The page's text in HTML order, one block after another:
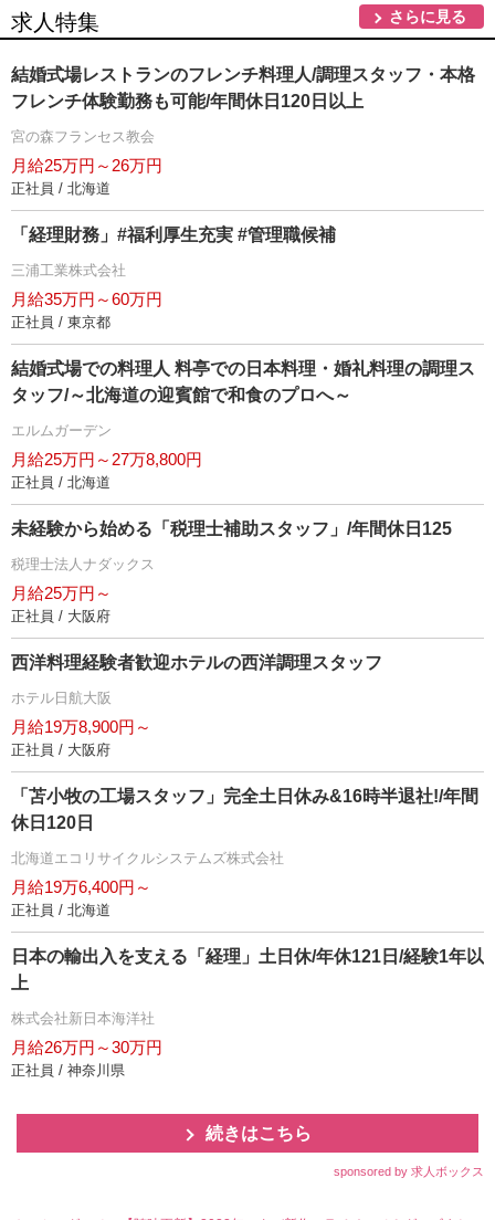
求人特集 さらに見る
結婚式場レストランのフレンチ料理人/調理スタッフ・本格
フレンチ体験勤務も可能/年間休日120日以上
宮の森フランセス教会
月給25万円～26万円
正社員 / 北海道
「経理財務」#福利厚生充実 #管理職候補
三浦工業株式会社
月給35万円～60万円
正社員 / 東京都
結婚式場での料理人 料亭での日本料理・婚礼料理の調理ス
タッフ/～北海道の迎賓館で和食のプロへ～
エルムガーデン
月給25万円～27万8,800円
正社員 / 北海道
未経験から始める「税理士補助スタッフ」/年間休日125
税理士法人ナダックス
月給25万円～
正社員 / 大阪府
西洋料理経験者歓迎ホテルの西洋調理スタッフ
ホテル日航大阪
月給19万8,900円～
正社員 / 大阪府
「苫小牧の工場スタッフ」完全土日休み&16時半退社!/年間
休日120日
北海道エコリサイクルシステムズ株式会社
月給19万6,400円～
正社員 / 北海道
日本の輸出入を支える「経理」土日休/年休121日/経験1年以
上
株式会社新日本海洋社
月給26万円～30万円
正社員 / 神奈川県
続きはこちら
sponsored by 求人ボックス